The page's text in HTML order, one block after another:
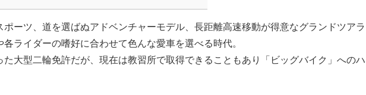
ーツ、道を選ばぬアドベンチャーモデル、長距離高速移動が得意なグランドツアラ
ライダーの嗜好に合わせて色んな愛車を選べる時代。
た大型二輪免許だが、現在は教習所で取得できることもあり「ビッグバイク」へのハ